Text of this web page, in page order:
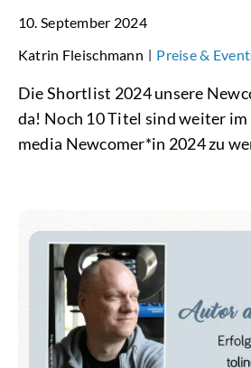
10. September 2024
Katrin Fleischmann | Preise &
Die Shortlist 2024 unsere
da! Noch 10 Titel sind weiter
media Newcomer*in 2024 zu